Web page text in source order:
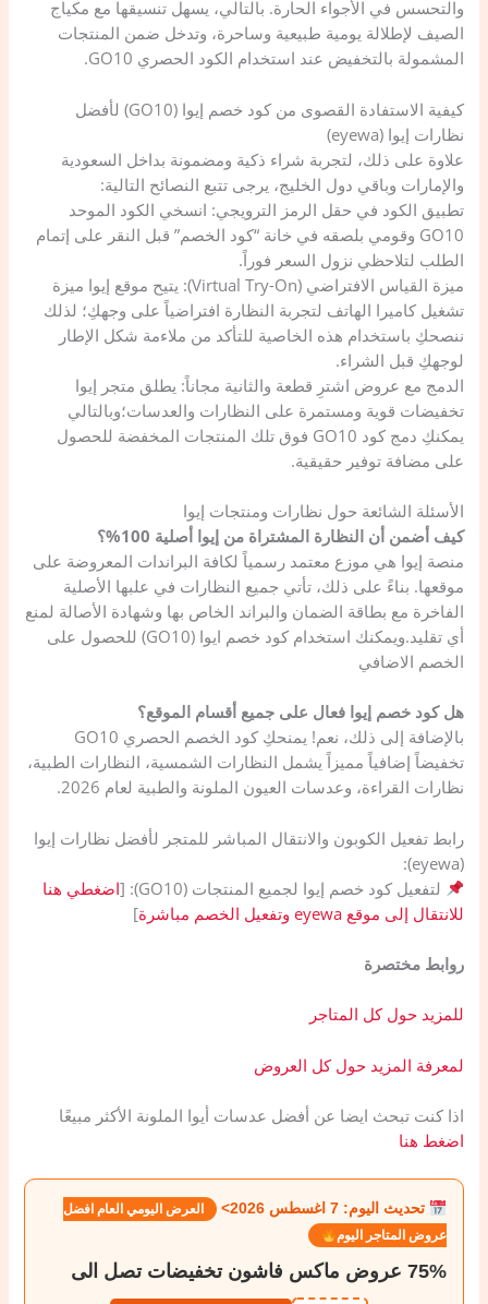
والتحسس في الأجواء الحارة. بالتالي، يسهل تنسيقها مع مكياج
الصيف لإطلالة يومية طبيعية وساحرة، وتدخل ضمن المنتجات
المشمولة بالتخفيض عند استخدام الكود الحصري GO10.
​كيفية الاستفادة القصوى من كود خصم إيوا (GO10) ل​أفضل
نظارات إيوا (eyewa)
علاوة على ذلك، لتجربة شراء ذكية ومضمونة بداخل السعودية
والإمارات وباقي دول الخليج، يرجى تتبع النصائح التالية:
​تطبيق الكود في حقل الرمز الترويجي: انسخي الكود الموحد
GO10 وقومي بلصقه في خانة “كود الخصم” قبل النقر على إتمام
الطلب لتلاحظي نزول السعر فوراً.
​ميزة القياس الافتراضي (Virtual Try-On): يتيح موقع إيوا ميزة
تشغيل كاميرا الهاتف لتجربة النظارة افتراضياً على وجهكِ؛ لذلك
ننصحكِ باستخدام هذه الخاصية للتأكد من ملاءمة شكل الإطار
لوجهكِ قبل الشراء.
​الدمج مع عروض اشترِ قطعة والثانية مجاناً: يطلق متجر إيوا
تخفيضات قوية ومستمرة على النظارات والعدسات؛وبالتالي
يمكنكِ دمج كود GO10 فوق تلك المنتجات المخفضة للحصول
على مضافة توفير حقيقية.
​الأسئلة الشائعة حول نظارات ومنتجات إيوا
​كيف أضمن أن النظارة المشتراة من إيوا أصلية 100%؟
منصة إيوا هي موزع معتمد رسمياً لكافة البراندات المعروضة على
موقعها. بناءً على ذلك، تأتي جميع النظارات في علبها الأصلية
الفاخرة مع بطاقة الضمان والبراند الخاص بها وشهادة الأصالة لمنع
أي تقليد.ويمكنك استخدام كود خصم ايوا (GO10) للحصول على
الخصم الاضافي
​هل كود خصم إيوا فعال على جميع أقسام الموقع؟
بالإضافة إلى ذلك، نعم! يمنحكِ كود الخصم الحصري GO10
تخفيضاً إضافياً مميزاً يشمل النظارات الشمسية، النظارات الطبية،
نظارات القراءة، وعدسات العيون الملونة والطبية لعام 2026.
​رابط تفعيل الكوبون والانتقال المباشر للمتجر ل​أفضل نظارات إيوا
(eyewa):
لتفعيل كود خصم إيوا لجميع المنتجات (GO10): [
اضغطي هنا
للانتقال إلى موقع eyewa وتفعيل الخصم مباشرة
]
روابط مختصرة
للمزيد حول كل المتاجر
لمعرفة المزيد حول كل العروض
اذا كنت تبحث ايضا عن أفضل عدسات أيوا الملونة الأكثر مبيعًا
اضغط هنا
تحديث اليوم: 7 اغسطس 2026>
العرض اليومي العام افضل
عروض المتاجر اليوم
75% عروض ماكس فاشون تخفيضات تصل الى